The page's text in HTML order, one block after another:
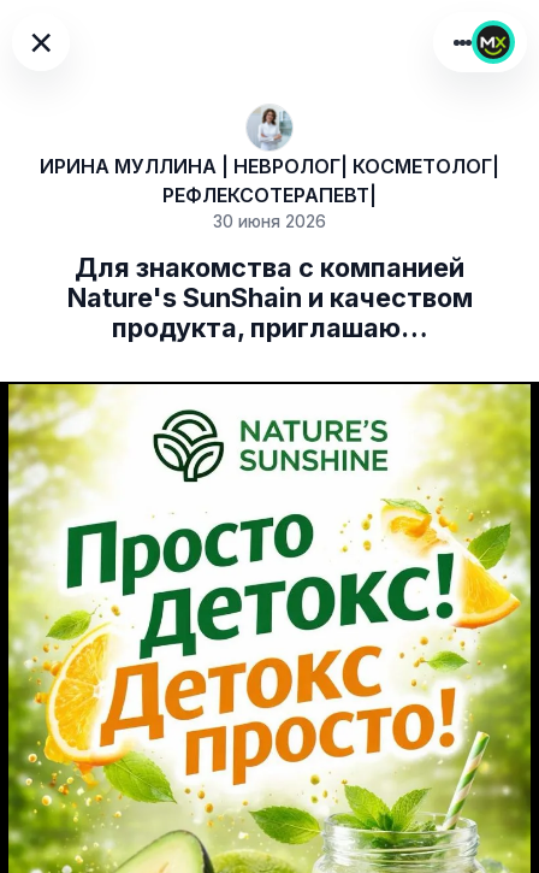
×
ИРИНА МУЛЛИНА | НЕВРОЛОГ| КОСМЕТОЛОГ|
РЕФЛЕКСОТЕРАПЕВТ|
30 июня 2026
Для знакомства с компанией
Nature's SunShain и качеством
продукта, приглашаю…